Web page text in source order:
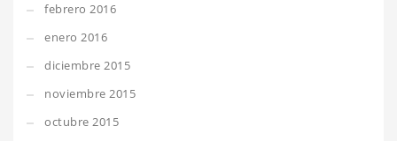
febrero 2016
enero 2016
diciembre 2015
noviembre 2015
octubre 2015